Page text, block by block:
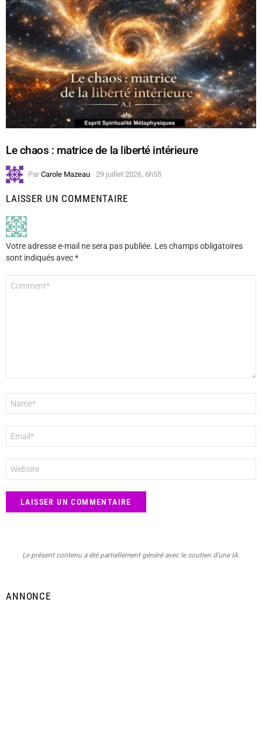
Le chaos : matrice de la liberté intérieure
Par Carole Mazeau 29 juillet 2026, 6h55
LAISSER UN COMMENTAIRE
Votre adresse e-mail ne sera pas publiée. Les champs obligatoires
sont indiqués avec*
mail
*
web
Le présent contenu a été partiellement généré avec le soutien d’une IA.
ANNONCE